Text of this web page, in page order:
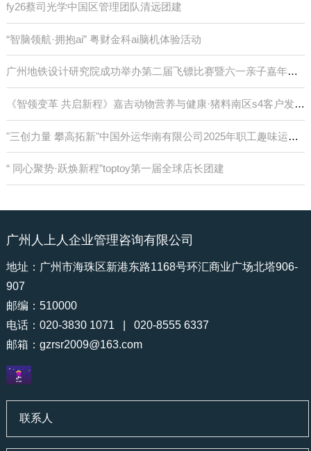
fy26蔡司光学中国区管理团队清远团建
“智脑领航·拥抱ai” 粤财金科ai脑机体验活动
广州地铁设计研究院成功举办第二届飞镖比赛暨六一亲子嘉年华活动
《智领变革 共启新程》嘉吉动物营养与健康·猪料南区s4客户发展大会
"三创力量 攀高拓新"中国外运华南有限公司2025年职工趣味运动会
“ 同心聚势·跃焕新程”toptoy第一届全球店长团建
广州人上人企业管理咨询有限公司
地址：广州市海珠区新港东路1168号环汇商业广场北塔906-
907
邮编：510000
电话：020-3830 1071 | 020-8555 6337
邮箱： gzrsr2009@163.com